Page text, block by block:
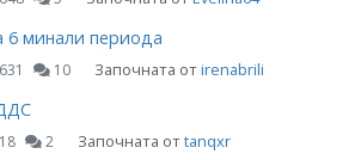
6 минали периода
10 Започната отirenabrili
2 Започната отtanqxr